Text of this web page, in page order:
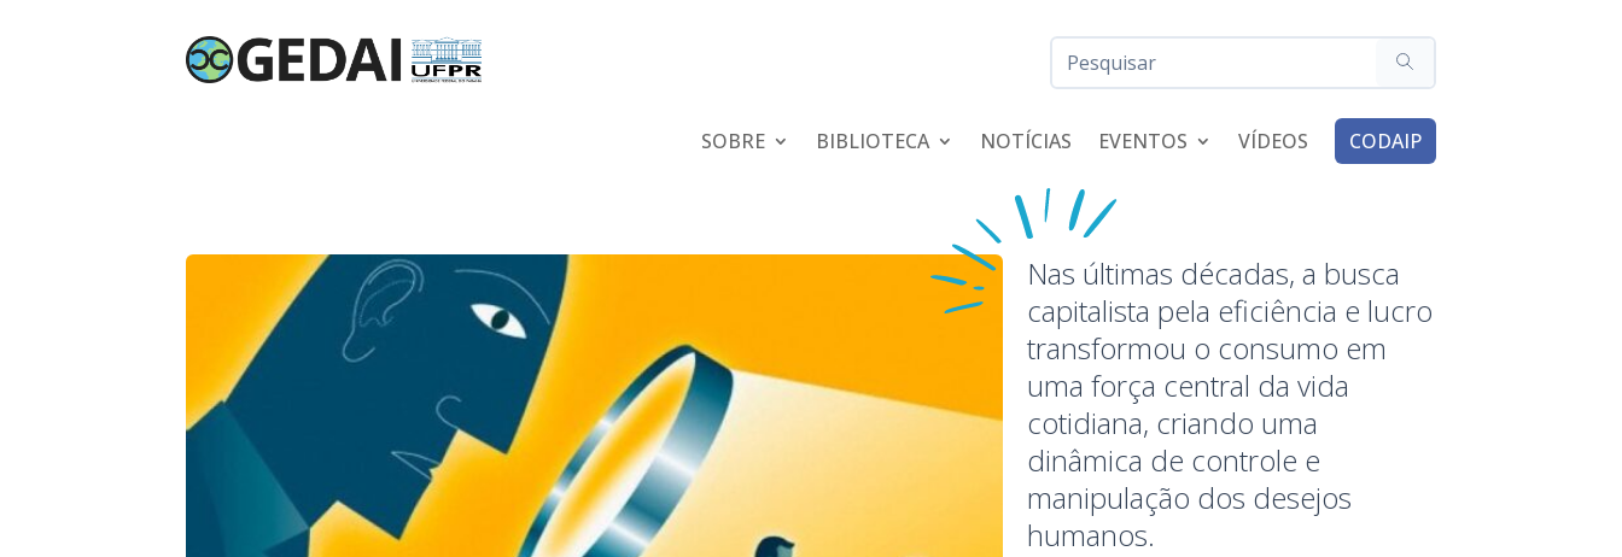
SOBRE BIBLIOTECA NOTÍCIAS EVENTOS VÍDEOS CODAIP
Nas últimas décadas, a busca
capitalista pela eficiência e lucro
transformou o consumo em
uma força central da vida
cotidiana, criando uma
dinâmica de controle e
manipulação dos desejos
humanos.